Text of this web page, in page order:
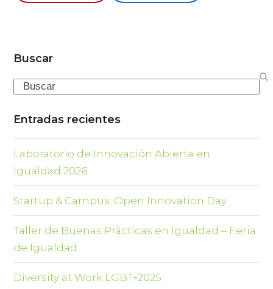
Buscar
Search
Entradas recientes
Laboratorio de Innovación Abierta en
Igualdad 2026
Startup & Campus: Open Innovation Day
Taller de Buenas Prácticas en Igualdad – Feria
de Igualdad
Diversity at Work LGBT+2025